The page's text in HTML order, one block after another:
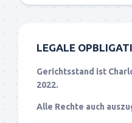
LEGALE
Gerichtsstand ist
2022.
Alle Rechte auch